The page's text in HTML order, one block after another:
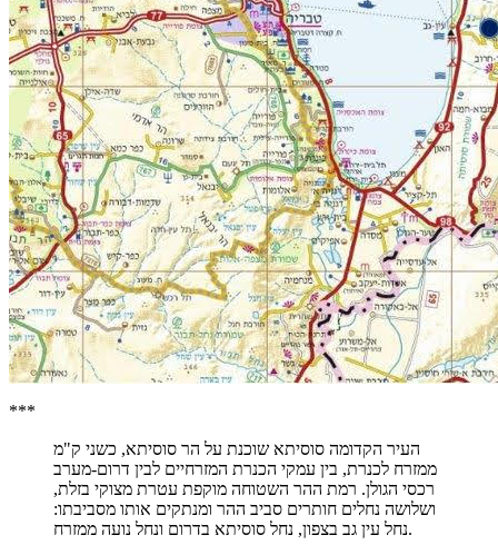
***
העיר הקדומה סוסיתא שוכנת על הר סוסיתא, כשני ק"מ
ממזרח לכנרת, בין עמקי הכנרת המזרחיים לבין דרום-מערב
רכסי הגולן. רמת ההר השטוחה מוקפת עטרת מצוקי בזלת,
ושלושה נחלים חותרים סביב ההר ומנתקים אותו מסביבתו:
נחל עין גב בצפון, נחל סוסיתא בדרום ונחל נועה ממזרח.